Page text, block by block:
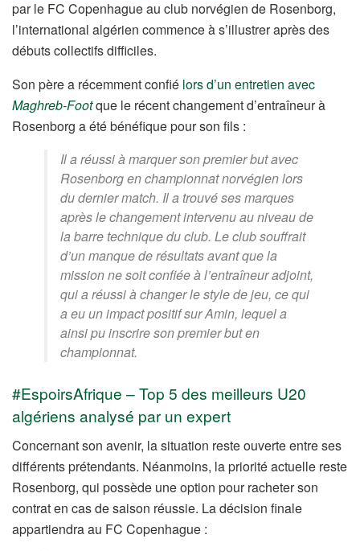
par le FC Copenhague au club norvégien de Rosenborg,
l’international algérien commence à s’illustrer après des
débuts collectifs difficiles.
Son père a récemment confié lors d’un entretien avec
Maghreb-Footque le récent changement d’entraîneur à
Rosenborg a été bénéfique pour son fils :
Il a réussi à marquer son premier but avec
Rosenborg en championnat norvégien lors
du dernier match. Il a trouvé ses marques
après le changement intervenu au niveau de
la barre technique du club. Le club souffrait
d’un manque de résultats avant que la
mission ne soit confiée à l’entraîneur adjoint,
qui a réussi à changer le style de jeu, ce qui
a eu un impact positif sur Amin, lequel a
ainsi pu inscrire son premier but en
championnat.
#EspoirsAfrique – Top 5 des meilleurs U20
algériens analysé par un expert
Concernant son avenir, la situation reste ouverte entre ses
différents prétendants. Néanmoins, la priorité actuelle reste
Rosenborg, qui possède une option pour racheter son
contrat en cas de saison réussie. La décision finale
appartiendra au FC Copenhague :